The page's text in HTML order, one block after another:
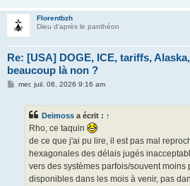
Florentbzh
Dieu d'après le panthéon
Re: [USA] DOGE, ICE, tariffs,
beaucoup là non ?
Mmer. juil. 08, 2026 9:16 am
Deimoss a écrit : ↑
Rho, ce taquin
de ce que j'ai pu lire, il est pas mal
hexagonales des délais jugés
vers des systèmes parfois/souvent moins
disponibles dans les mois à venir, pas